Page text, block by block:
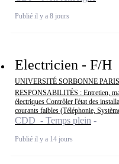
Publié il y a 8 jours
Electricien - F/H
UNIVERSITÉ SORBONNE
RESPONSABILITÉS : Entretien,
électriques Contrôler l'état des
courants faibles (Téléphonie,
CDD - Temps plein
Publié il y a 14 jours